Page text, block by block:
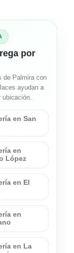
por
de Palmira con
ayudan a
ubicación.
en San
en
López
en El
en
en La